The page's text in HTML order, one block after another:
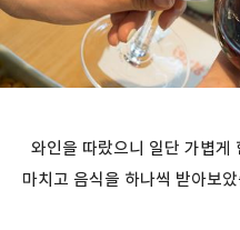
와인을 따랐으니 일단 가볍게
마치고 음식을 하나씩 받아보